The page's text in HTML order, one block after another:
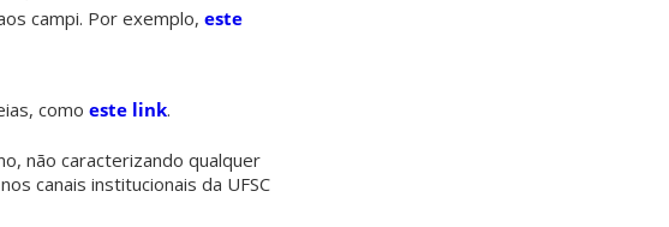
campi. Por exemplo, este
como este link.
não caracterizando qualquer
canais institucionais da UFSC